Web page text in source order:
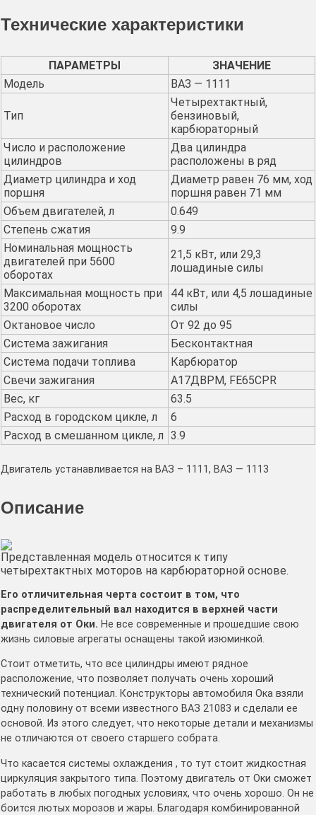
Технические характеристики
ПАРАМЕТРЫ
ЗНАЧЕНИЕ
Модель
ВАЗ — 1111
Тип
Четырехтактный,
бензиновый,
карбюраторный
Число и расположение
цилиндров
Два цилиндра
расположены в ряд
Диаметр цилиндра и ход
поршня
Диаметр равен 76 мм, ход
поршня равен 71 мм
Объем двигателей, л
0.649
Степень сжатия
9.9
Номинальная мощность
двигателей при 5600
оборотах
21,5 кВт, или 29,3
лошадиные силы
Максимальная мощность при
3200 оборотах
44 кВт, или 4,5 лошадиные
силы
Октановое число
От 92 до 95
Система зажигания
Бесконтактная
Система подачи топлива
Карбюратор
Свечи зажигания
А17ДВРМ, FE65CPR
Вес, кг
63.5
Расход в городском цикле, л
6
Расход в смешанном цикле, л 3.9
Двигатель устанавливается на ВАЗ – 1111, ВАЗ — 1113
Описание
Представленная модель относится к типу
четырехтактных моторов на карбюраторной основе.
Его отличительная черта состоит в том, что
распределительный вал находится в верхней части
двигателя от Оки. Не все современные и прошедшие свою
жизнь силовые агрегаты оснащены такой изюминкой.
Стоит отметить, что все цилиндры имеют рядное
расположение, что позволяет получать очень хороший
технический потенциал. Конструкторы автомобиля Ока взяли
одну половину от всеми известного ВАЗ 21083 и сделали ее
основой. Из этого следует, что некоторые детали и механизмы
не отличаются от своего старшего собрата.
Что касается системы охлаждения , то тут стоит жидкостная
циркуляция закрытого типа. Поэтому двигатель от Оки сможет
работать в любых погодных условиях, что очень хорошо. Он не
боится лютых морозов и жары. Благодаря комбинированной